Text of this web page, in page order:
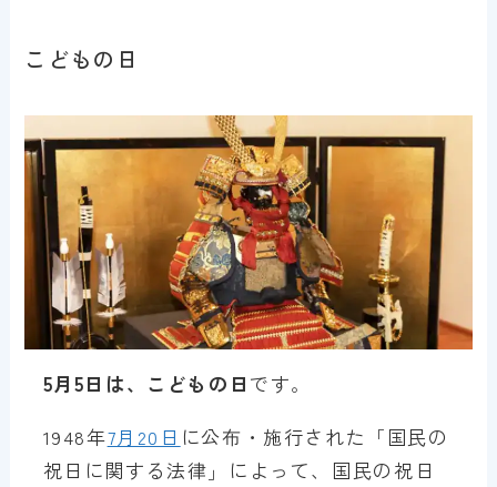
こどもの日
5月5日は、こどもの日 です。
1948年7月20日 に公布・施行された「国民の
祝日に関する法律」によって、国民の祝日